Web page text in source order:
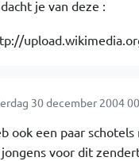
je van deze :
30 december 2004
ook een paar
voor dit